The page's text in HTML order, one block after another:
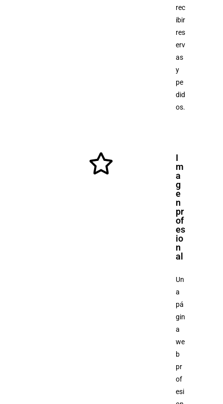
rec
ibir
res
erv
as
y
pe
did
os.
I
m
a
g
e
n
pr
of
es
io
n
al
Un
a
pá
gin
a
we
b
pr
of
esi